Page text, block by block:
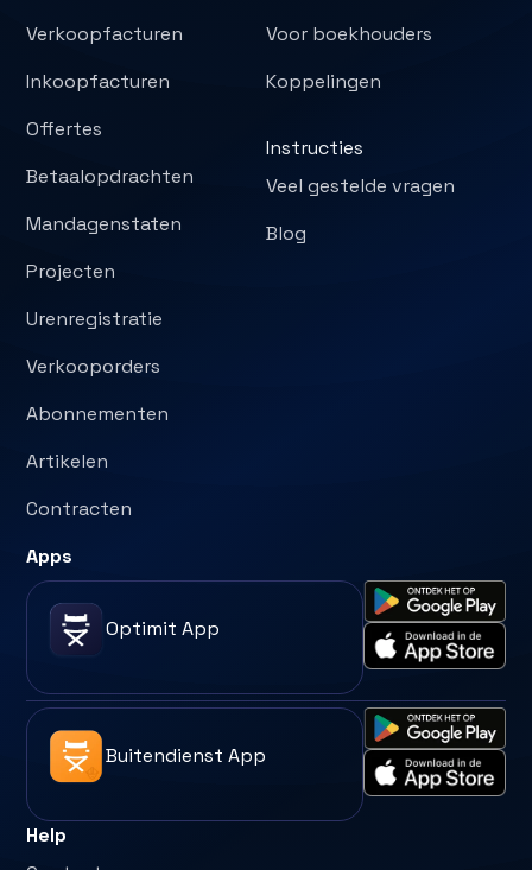
Verkoopfacturen
Inkoopfacturen
Offertes
Betaalopdrachten
Mandagenstaten
Projecten
Urenregistratie
Verkooporders
Abonnementen
Artikelen
Contracten
Voor boekhouders
Koppelingen
Instructies
Veel gestelde vragen
Blog
Apps
Optimit App
Buitendienst App
Help